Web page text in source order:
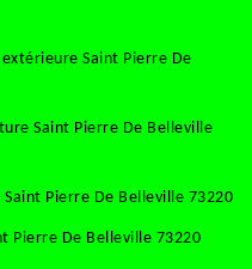
Saint Pierre De
Saint Pierre De Belleville
Pierre De Belleville 73220
Pierre De Belleville 73220